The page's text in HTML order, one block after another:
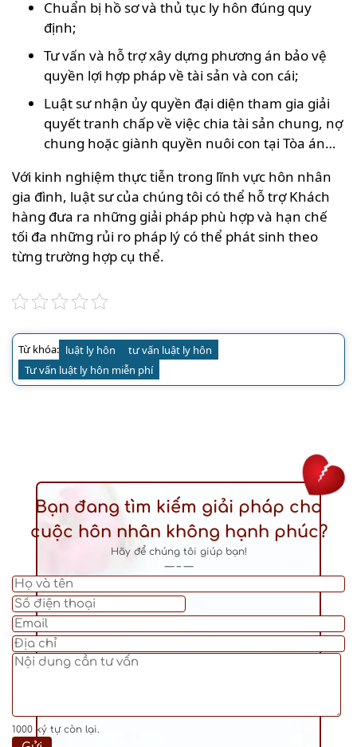
Chuẩn bị hồ sơ và thủ tục ly hôn đúng quy
định;
Tư vấn và hỗ trợ xây dựng phương án bảo vệ
quyền lợi hợp pháp về tài sản và con cái;
Luật sư nhận ủy quyền đại diện tham gia giải
quyết tranh chấp về việc chia tài sản chung, nợ
chung hoặc giành quyền nuôi con tại Tòa án…
Với kinh nghiệm thực tiễn trong lĩnh vực hôn nhân
gia đình, luật sư của chúng tôi có thể hỗ trợ Khách
hàng đưa ra những giải pháp phù hợp và hạn chế
tối đa những rủi ro pháp lý có thể phát sinh theo
từng trường hợp cụ thể.
Từ khóa: luật ly hôn
tư vấn luật ly hôn
Tư vấn luật ly hôn miễn phí
Bạn đang tìm kiếm giải pháp cho
cuộc hôn nhân không hạnh phúc?
Hãy để chúng tôi giúp bạn!
— – —
1000 ký tự còn lại.